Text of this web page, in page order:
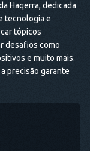
Haqerra, dedicada
tecnologia e
tópicos
desafios como
e muito mais.
precisão garante